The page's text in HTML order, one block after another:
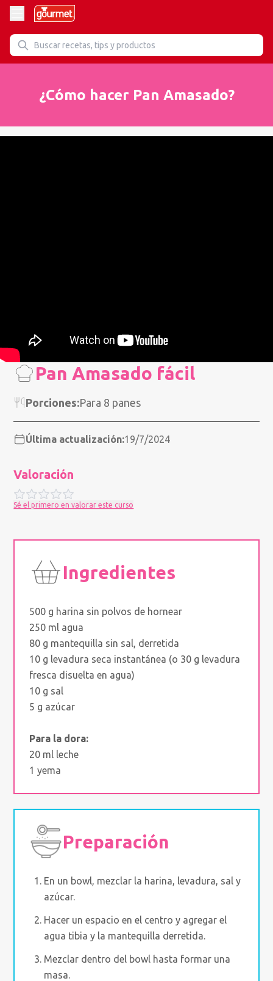
¿Cómo hacer Pan Amasado?
Pan Amasado fácil
Porciones:Para 8 panes
Última actualización:19/7/2024
Valoración
Sé el primero en valorar este curso
Ingredientes
500 g harina sin polvos de hornear
250 ml agua
80 g mantequilla sin sal, derretida
10 g levadura seca instantánea (o 30 g levadura
fresca disuelta en agua)
10 g sal
5 g azúcar
Para la dora:
20 ml leche
1 yema
Preparación
En un bowl, mezclar la harina, levadura, sal y
azúcar.
Hacer un espacio en el centro y agregar el
agua tibia y la mantequilla derretida.
Mezclar dentro del bowl hasta formar una
masa.